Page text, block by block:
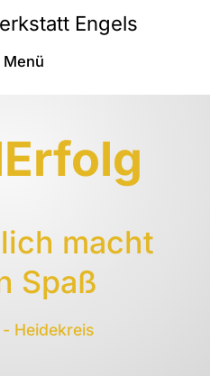
Engels
Menü
macht
Spaß
Heidekreis